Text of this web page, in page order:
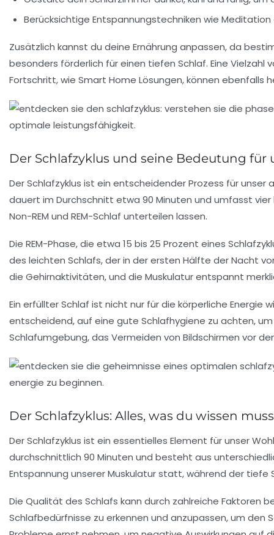
Berücksichtige Entspannungstechniken wie
Zusätzlich kannst du deine Ernährung anpassen, da
besonders förderlich für einen tiefen Schlaf. Eine
Fortschritt, wie Smart Home Lösungen, können
Der Schlafzyklus und seine Bedeutung für
DerSchlafzyklus ist ein entscheidender Prozess für unser
dauert im Durchschnitt etwa 90 Minuten und umfasst
Non-REM und REM-Schlaf unterteilen lassen.
Die REM-Phase, die etwa 15 bis 25 Prozent eines
des leichten Schlafs, der in der ersten Hälfte der Nacht
die Gehirnaktivitäten, und die Muskulatur entspannt
Ein erfüllter Schlaf ist nicht nur für die körperliche
entscheidend, auf eine gute Schlafhygiene zu achten,
Schlafumgebung, das Vermeiden von Bildschirmen vor
Der Schlafzyklus: Alles, was du wissen
DerSchlafzyklus ist ein essentielles Element für unser
durchschnittlich 90 Minuten und besteht aus
Entspannung unserer Muskulatur statt, während der tiefe
Die Qualität des Schlafs kann durch zahlreiche Faktoren
Schlafbedürfnisse zu erkennen und anzupassen, um den